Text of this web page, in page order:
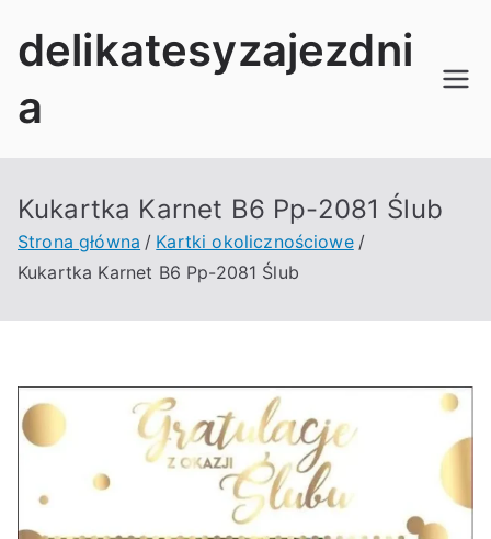
dodelikatesyzajezdni
a
Kukartka Karnet B6 Pp-2081 Ślub
Strona główna
Kartki okolicznościowe
Kukartka Karnet B6 Pp-2081 Ślub